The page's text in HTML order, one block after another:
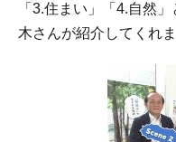
「3.住まい」「4.自然
木さんが紹介してくれま